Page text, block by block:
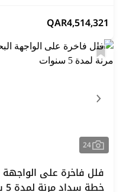
4,514,321
QAR
24
فلل فاخرة على الواجهة
خطة سداد مرنة لمدة 5 سنوات